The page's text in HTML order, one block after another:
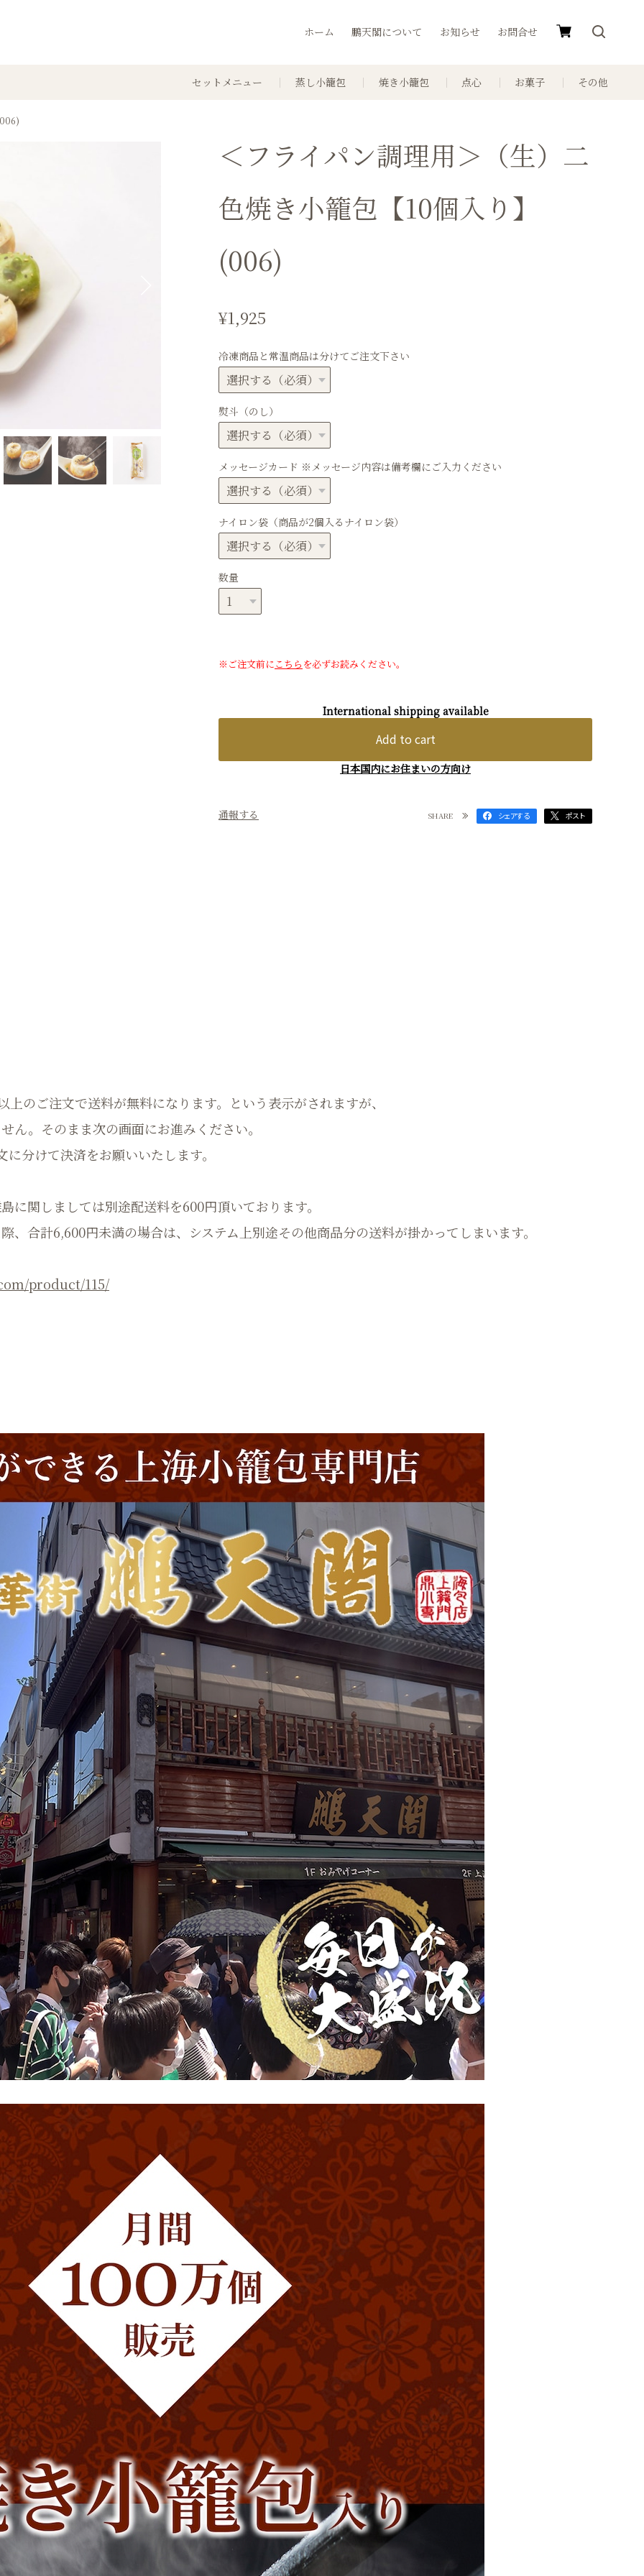
ホーム 鵬天閣について お知らせ お問合せ
セットメニュー 蒸し小籠包 焼き小籠包 点心 お菓子 その他
＜フライパン調理用＞（生）二
色焼き小籠包【10個入り】
(006)
¥1,925
冷凍商品と常温商品は分けてご注文下さい
熨斗（のし）
メッセージカード ※メッセージ内容は備考欄にご入力ください
ナイロン袋（商品が2個入るナイロン袋）
数量
※ご注文前にこちら を必ずお読みください。
International shipping available
Add to cart
日本国内にお住まいの方向け
SHARE シェアする ポスト
通報する
上のご注文で送料が無料になります。という表示がされますが、
ん。そのまま次の画面にお進みください。
分けて決済をお願いいたします。
に関しましては別途配送料を600円頂いております。
、合計6,600円未満の場合は、システム上別途その他商品分の送料が掛かってしまいます。
product/115/